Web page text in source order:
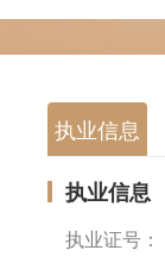
执业信息
执业信息
执业证号：